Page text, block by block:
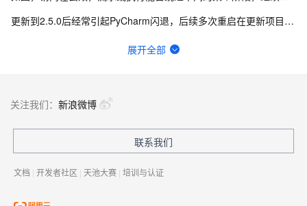
更新到2.5.0后经常引起PyCharm闪退，后续多次重启在更新项目索引的时候闪退退
idea通义灵码cpu占用、磁盘写入极高
宜搭自定义页面表格里面怎么显示序号，序号自动递增
云效怎么申请体验下 你们新版合并请求？
展开全部
关注我们： 新浪微博
联系我们
文档 | 开发者社区 | 天池大赛 | 培训与认证